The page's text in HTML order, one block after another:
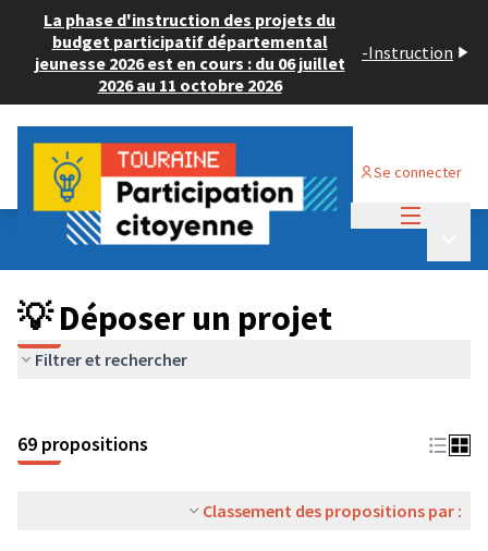
La phase d'instruction des projets du
budget participatif départemental
jeunesse 2026 est en cours : du 06 juillet
2026 au 11 octobre 2026
-Instruction
Se connecter
Budget Participatif ADULTE 2024
💡 Déposer un projet
💡 Déposer un projet
Filtrer et rechercher
69 propositions
Classement des propositions par :